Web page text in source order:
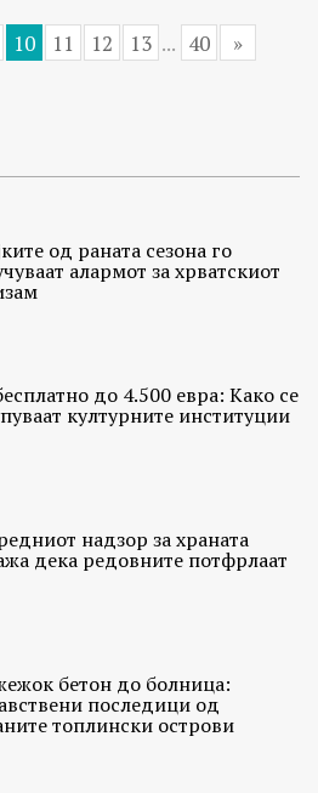
10 11 12 13 ... 40 »
од раната сезона го
алармот за хрватскиот
до 4.500 евра: Како се
културните институции
надзор за храната
дека редовните потфрлаат
бетон до болница:
последици од
топлински острови